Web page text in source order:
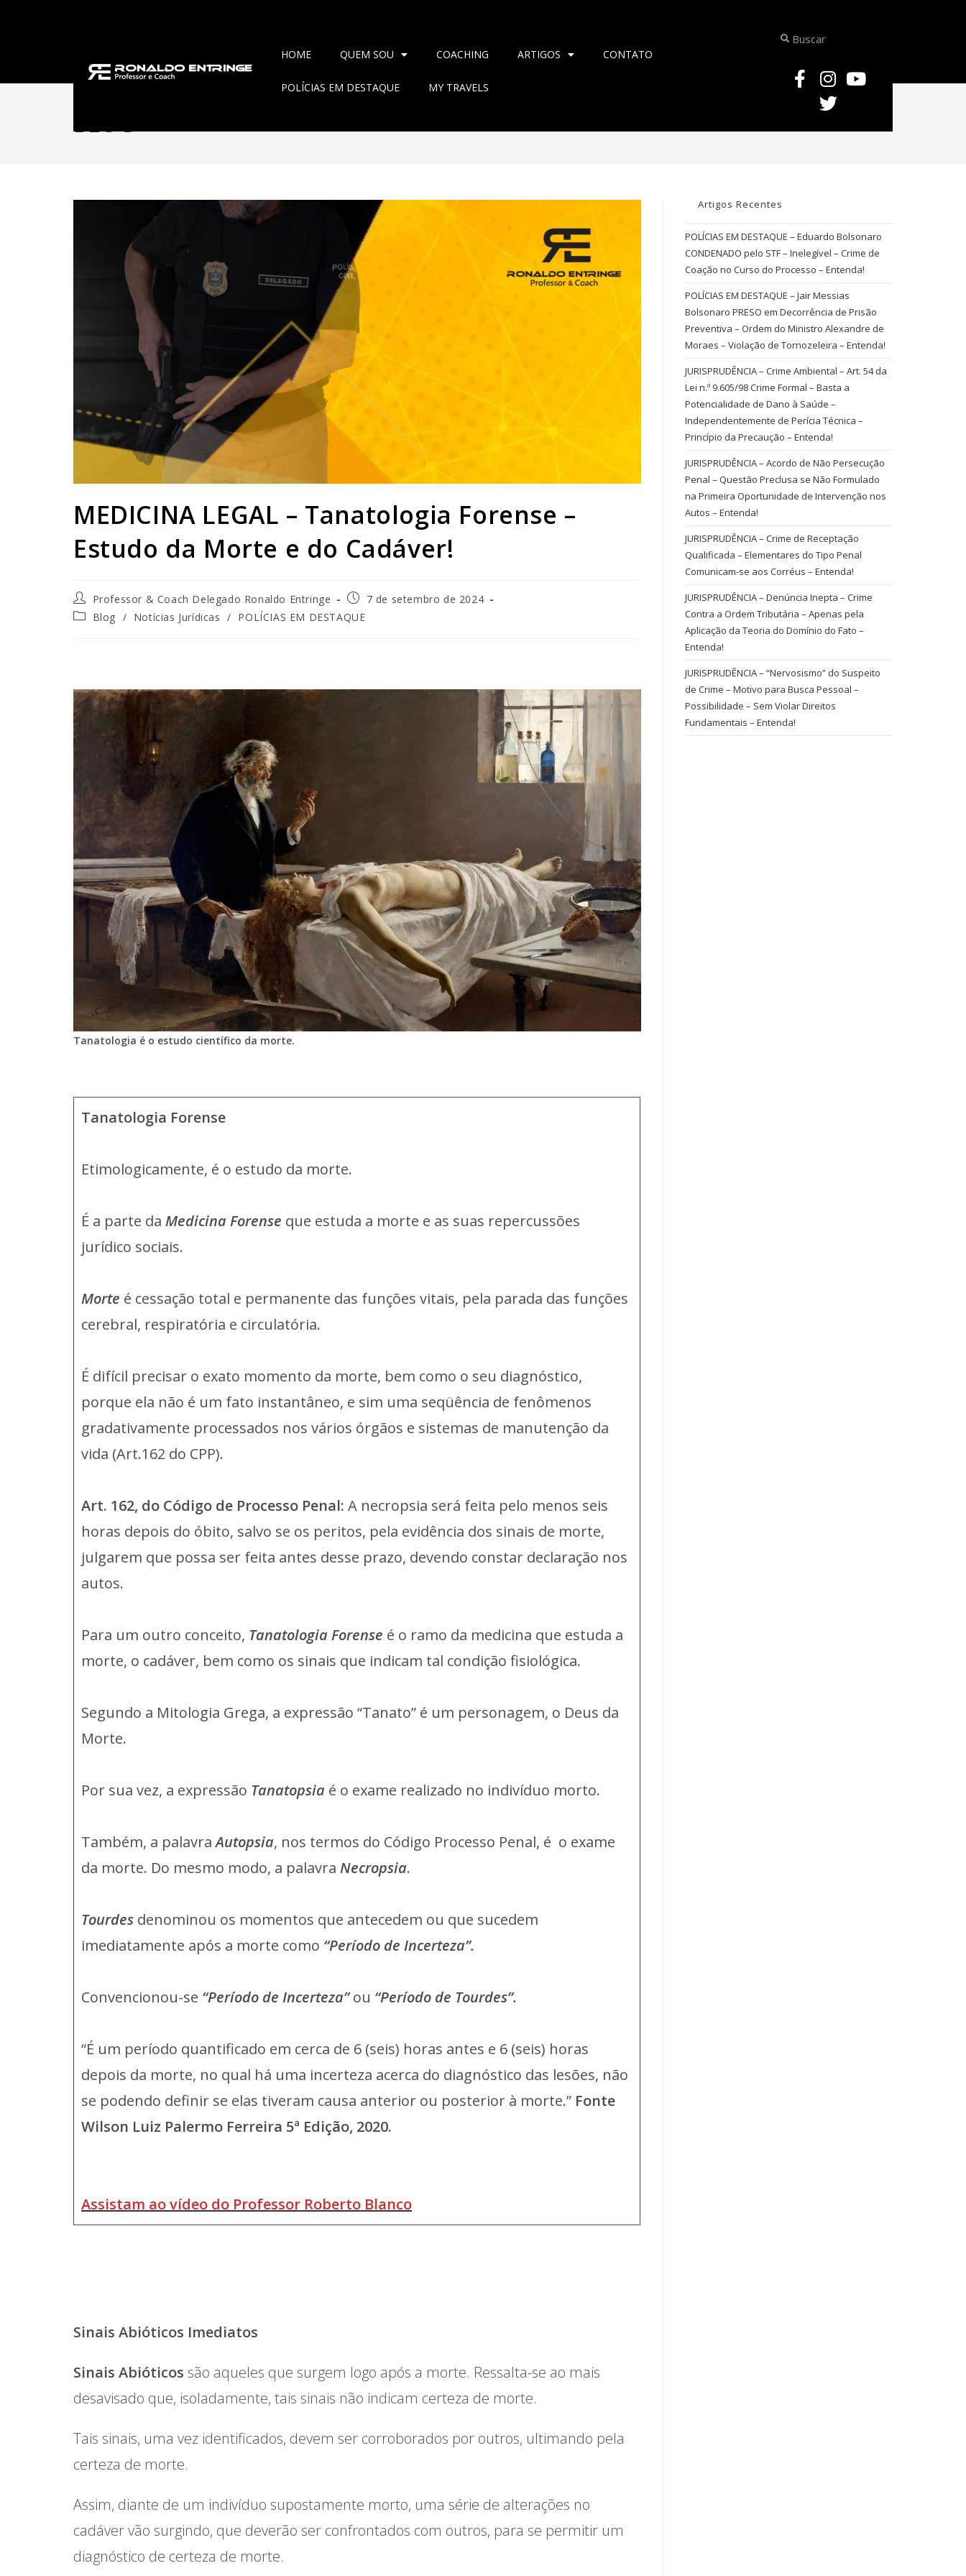
HOME QUEM SOU COACHING ARTIGOS CONTATO
POLÍCIAS EM DESTAQUE MY TRAVELS
BLOG
MEDICINA LEGAL – Tanatologia Forense –
Estudo da Morte e do Cadáver!
Professor & Coach Delegado Ronaldo Entringe
7 de setembro de 2024
Blog / Notícias Jurídicas / POLÍCIAS EM DESTAQUE
Tanatologia é o estudo científico da morte.
Tanatologia Forense
Etimologicamente, é o estudo da morte.
É a parte da Medicina Forense que estuda a morte e as suas repercussões
jurídico sociais.
Morte é cessação total e permanente das funções vitais, pela parada das funções
cerebral, respiratória e circulatória.
É difícil precisar o exato momento da morte, bem como o seu diagnóstico,
porque ela não é um fato instantâneo, e sim uma seqüência de fenômenos
gradativamente processados nos vários órgãos e sistemas de manutenção da
vida (Art.162 do CPP).
Art. 162, do Código de Processo Penal: A necropsia será feita pelo menos seis
horas depois do óbito, salvo se os peritos, pela evidência dos sinais de morte,
julgarem que possa ser feita antes desse prazo, devendo constar declaração nos
autos.
Para um outro conceito, Tanatologia Forense é o ramo da medicina que estuda a
morte, o cadáver, bem como os sinais que indicam tal condição fisiológica.
Segundo a Mitologia Grega, a expressão “Tanato” é um personagem, o Deus da
Morte.
Por sua vez, a expressão Tanatopsia é o exame realizado no indivíduo morto.
Também, a palavraAutopsia, nos termos do Código Processo Penal, é o exame
da morte. Do mesmo modo, a palavra Necropsia.
Tourdes denominou os momentos que antecedem ou que sucedem
imediatamente após a morte como “Período de Incerteza”.
Convencionou-se “Período de Incerteza”ou “Período de Tourdes”.
“É um período quantificado em cerca de 6 (seis) horas antes e 6 (seis) horas
depois da morte, no qual há uma incerteza acerca do diagnóstico das lesões, não
se podendo definir se elas tiveram causa anterior ou posterior à morte.” Fonte
Wilson Luiz Palermo Ferreira 5ª Edição, 2020.
Assistam ao vídeo do Professor Roberto Blanco
Sinais Abióticos Imediatos
Sinais Abióticos são aqueles que surgem logo após a morte. Ressalta-se ao mais
desavisado que, isoladamente, tais sinais não indicam certeza de morte.
Tais sinais, uma vez identificados, devem ser corroborados por outros, ultimando pela
certeza de morte.
Assim, diante de um indivíduo supostamente morto, uma série de alterações no
cadáver vão surgindo, que deverão ser confrontados com outros, para se permitir um
diagnóstico de certeza de morte.
Artigos Recentes
POLÍCIAS EM DESTAQUE – Eduardo Bolsonaro
CONDENADO pelo STF – Inelegível – Crime de
Coação no Curso do Processo – Entenda!
POLÍCIAS EM DESTAQUE – Jair Messias
Bolsonaro PRESO em Decorrência de Prisão
Preventiva – Ordem do Ministro Alexandre de
Moraes – Violação de Tornozeleira – Entenda!
JURISPRUDÊNCIA – Crime Ambiental – Art. 54 da
Lei n.º 9.605/98 Crime Formal – Basta a
Potencialidade de Dano à Saúde –
Independentemente de Perícia Técnica –
Princípio da Precaução – Entenda!
JURISPRUDÊNCIA – Acordo de Não Persecução
Penal – Questão Preclusa se Não Formulado
na Primeira Oportunidade de Intervenção nos
Autos – Entenda!
JURISPRUDÊNCIA – Crime de Receptação
Qualificada – Elementares do Tipo Penal
Comunicam-se aos Corréus – Entenda!
JURISPRUDÊNCIA – Denúncia Inepta – Crime
Contra a Ordem Tributária – Apenas pela
Aplicação da Teoria do Domínio do Fato –
Entenda!
JURISPRUDÊNCIA – “Nervosismo” do Suspeito
de Crime – Motivo para Busca Pessoal –
Possibilidade – Sem Violar Direitos
Fundamentais – Entenda!